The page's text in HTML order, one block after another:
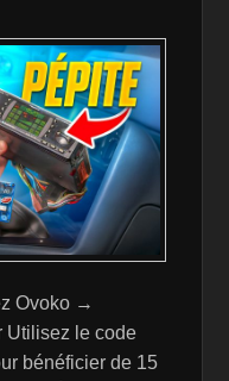
Ovoko →
Utilisez le code
bénéficier de 15